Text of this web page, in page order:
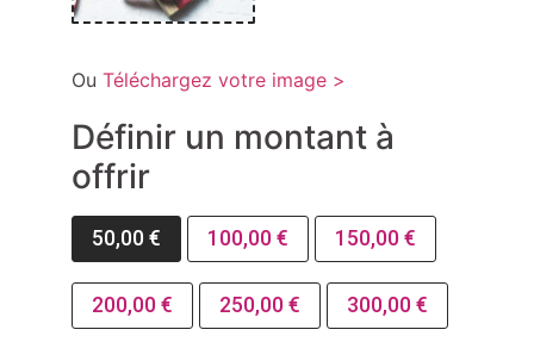
Ou Téléchargez votre image >
Définir un montant à
offrir
50,00 € 100,00 € 150,00 €
200,00 € 250,00 € 300,00 €